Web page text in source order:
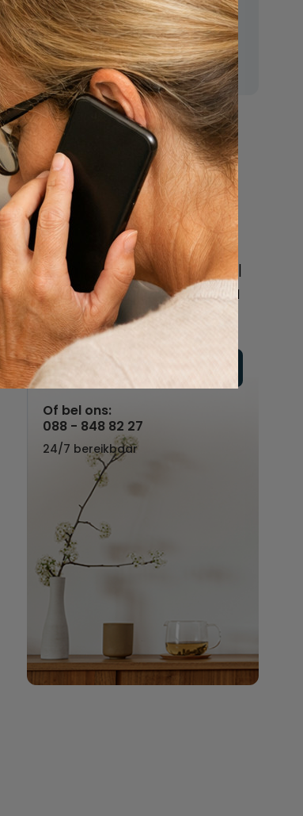
E-mail:
mr.vanderputten@gmail.com
Nu
een uitvaart
regelen
Beschrijf uw wensen
online of bel ons geheel
vrijblijvend voor hulp na
een overlijden.
Vul hier uw wensen in
Of bel ons:
088 - 848 82 27
24/7 bereikbaar